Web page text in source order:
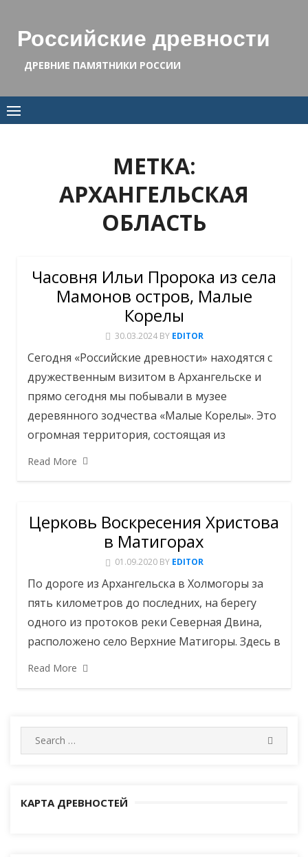
contentРоссийские древности
ДРЕВНИЕ ПАМЯТНИКИ РОССИИ
МЕТКА:
АРХАНГЕЛЬСКАЯ
ОБЛАСТЬ
Часовня Ильи Пророка из села
Мамонов остров, Малые
Корелы
30.03.2024 BY EDITOR
Сегодня «Российские древности» находятся с
дружественным визитом в Архангельске и
прямо сегодня мы побывали в музее
деревянного зодчества «Малые Корелы». Это
огромная территория, состоящая из
Read More
Церковь Воскресения Христова
в Матигорах
01.09.2020 BY EDITOR
По дороге из Архангельска в Холмогоры за
пять километров до последних, на берегу
одного из протоков реки Северная Двина,
расположено село Верхние Матигоры. Здесь в
Read More
КАРТА ДРЕВНОСТЕЙ